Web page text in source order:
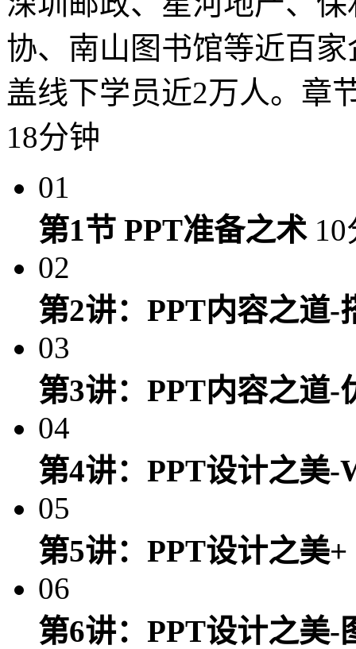
协、南山图书馆等近百
盖线下学员近2万人。章
18分钟
01
第1节 PPT准备之术
02
第2讲：PPT内容之道-
03
第3讲：PPT内容之道-
04
第4讲：PPT设计之美-
05
第5讲：PPT设计之美
06
第6讲：PPT设计之美-